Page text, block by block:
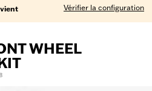
Vérifier la configuration
WHEEL